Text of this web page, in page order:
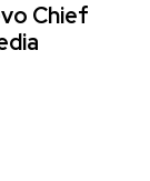
Chief